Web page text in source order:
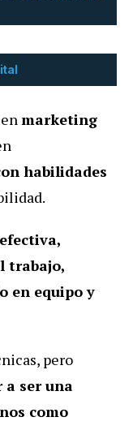
marketing
habilidades
trabajo,
en equipo y
pero
a ser una
como